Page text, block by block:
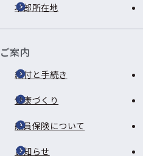
本部所在地
ご案内
給付と手続き
健康づくり
船員保険について
お知らせ